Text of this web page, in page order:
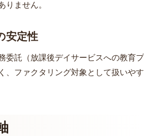
りません。
安定性
委託（放課後デイサービスへの教育
、ファクタリング対象として扱いや